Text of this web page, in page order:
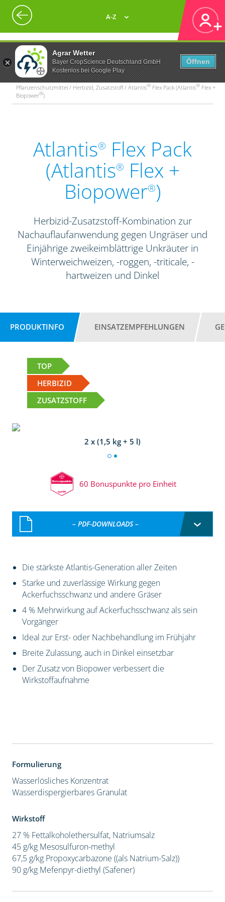
Agrar Wetter
Bayer CropScience Deutschland GmbH
Kostenlos bei Google Play
Öffnen
A-Z
Pflanzenschutzmittel / Herbizid, Zusatzstoff / Atlantis® Flex Pack (Atlantis® Flex +
Biopower®)
Atlantis® Flex Pack
(Atlantis® Flex +
Biopower®)
Herbizid-Zusatzstoff-Kombination zur
Nachauflaufanwendung gegen Ungräser und
Einjährige zweikeimblättrige Unkräuter in
Winterweichweizen, -roggen, -triticale, -
hartweizen und Dinkel
PRODUKTINFO EINSATZEMPFEHLUNGEN
TOP
HERBIZID
ZUSATZSTOFF
2 x (1,5 kg + 5 l)
60 Bonuspunkte pro Einheit
– PDF-DOWNLOADS –
Die stärkste Atlantis-Generation aller Zeiten
Starke und zuverlässige Wirkung gegen
Ackerfuchsschwanz und andere Gräser
4 % Mehrwirkung auf Ackerfuchsschwanz als sein
Vorgänger
Ideal zur Erst- oder Nachbehandlung im Frühjahr
Breite Zulassung, auch in Dinkel einsetzbar
Der Zusatz von Biopower verbessert die
Wirkstoffaufnahme
Formulierung
Wasserlösliches Konzentrat
Wasserdispergierbares Granulat
Wirkstoff
27 % Fettalkoholethersulfat, Natriumsalz
45 g/kg Mesosulfuron-methyl
67,5 g/kg Propoxycarbazone ((als Natrium-Salz))
90 g/kg Mefenpyr-diethyl (Safener)